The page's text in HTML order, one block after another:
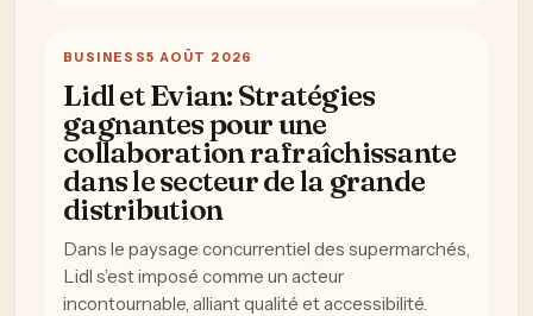
BUSINESS5 AOÛT 2026
Lidl et Evian: Stratégies
gagnantes pour une
collaboration rafraîchissante
dans le secteur de la grande
distribution
Dans le paysage concurrentiel des supermarchés,
Lidl s’est imposé comme un acteur
incontournable, alliant qualité et accessibilité.